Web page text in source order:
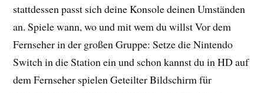
stattdessen passt sich deine Konsole deinen Umständen
an. Spiele wann, wo und mit wem du willst Vor dem
Fernseher in der großen Gruppe: Setze die Nintendo
Switch in die Station ein und schon kannst du in HD auf
dem Fernseher spielen Geteilter Bildschirm für